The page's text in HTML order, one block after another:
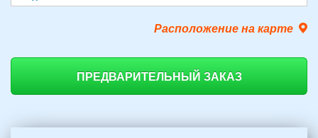
Расположение на карте
ПРЕДВАРИТЕЛЬНЫЙ ЗАКАЗ